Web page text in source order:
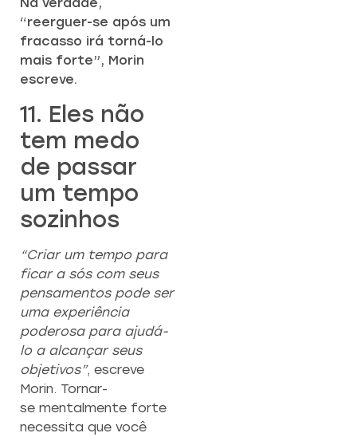
Na verdade,
“reerguer-se após um
fracasso irá torná-lo
mais forte”, Morin
escreve.
11. Eles não
tem medo
de passar
um tempo
sozinhos
“Criar um tempo para
ficar a sós com seus
pensamentos pode ser
uma experiência
poderosa para ajudá-
lo a alcançar seus
objetivos”, escreve
Morin. Tornar-
se mentalmente forte
necessita que você